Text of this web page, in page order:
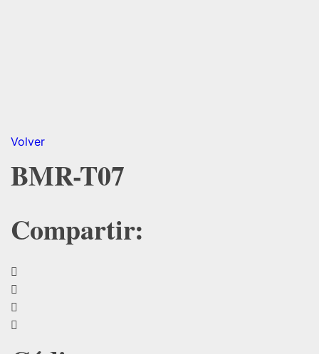
Volver
BMR-T07
Compartir: